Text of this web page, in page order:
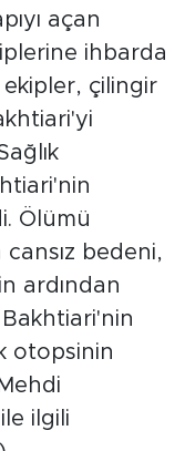
açan
ihbarda
çilingir
Ölümü
bedeni,
ardından
Bakhtiari'nin
otopsinin
ilgili